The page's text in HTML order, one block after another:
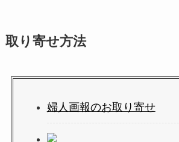
取り寄せ方法
婦人画報のお取り寄せ